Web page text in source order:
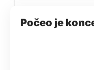
Počeo je